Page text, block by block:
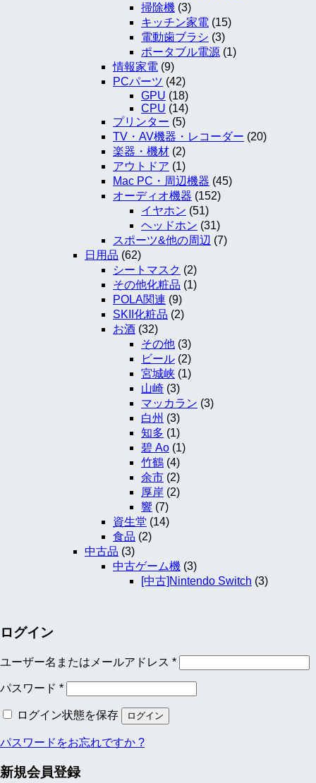
掃除機 (3)
キッチン家電 (15)
電動歯ブラシ (3)
ポータブル電源 (1)
情報家電 (9)
PCパーツ (42)
GPU (18)
CPU (14)
プリンター (5)
TV・AV機器・レコーダー (20)
楽器・機材 (2)
アウトドア (1)
Mac PC・周辺機器 (45)
オーディオ機器 (152)
イヤホン (51)
ヘッドホン (31)
スポーツ&他の周辺 (7)
日用品 (62)
シートマスク (2)
その他化粧品 (1)
POLA関連 (9)
SKII化粧品 (2)
お酒 (32)
その他 (3)
ビール (2)
宮城峡 (1)
山崎 (3)
マッカラン (3)
白州 (3)
知多 (1)
碧 Ao (1)
竹鶴 (4)
余市 (2)
厚岸 (2)
響 (7)
資生堂 (14)
食品 (2)
中古品 (3)
中古ゲーム機 (3)
[中古]Nintendo Switch (3)
ログイン
ユーザー名またはメールアドレス *
パスワード *
ログイン状態を保存 ログイン
パスワードをお忘れですか ?
新規会員登録